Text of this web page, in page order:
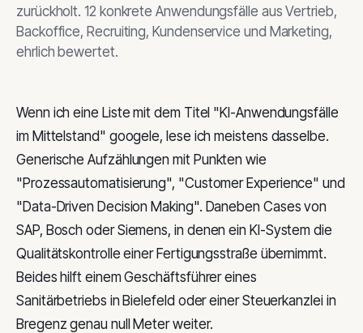
zurückholt. 12 konkrete Anwendungsfälle aus Vertrieb,
Backoffice, Recruiting, Kundenservice und Marketing,
ehrlich bewertet.
Wenn ich eine Liste mit dem Titel "KI-Anwendungsfälle
im Mittelstand" googele, lese ich meistens dasselbe.
Generische Aufzählungen mit Punkten wie
"Prozessautomatisierung", "Customer Experience" und
"Data-Driven Decision Making". Daneben Cases von
SAP, Bosch oder Siemens, in denen ein KI-System die
Qualitätskontrolle einer Fertigungsstraße übernimmt.
Beides hilft einem Geschäftsführer eines
Sanitärbetriebs in Bielefeld oder einer Steuerkanzlei in
Bregenz genau null Meter weiter.